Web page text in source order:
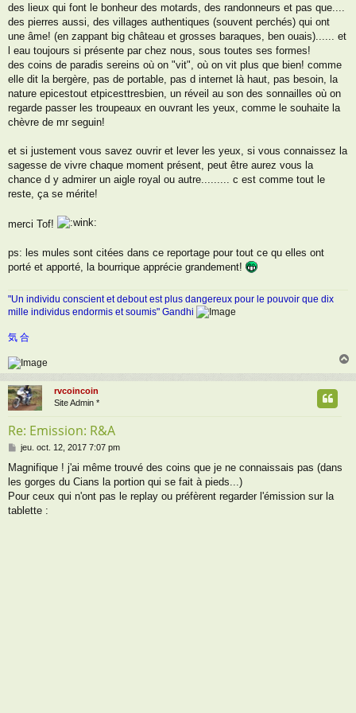
des lieux qui font le bonheur des motards, des randonneurs et pas que....
des pierres aussi, des villages authentiques (souvent perchés) qui ont
une âme! (en zappant big château et grosses baraques, ben ouais)...... et
l eau toujours si présente par chez nous, sous toutes ses formes!
des coins de paradis sereins où on "vit", où on vit plus que bien! comme
elle dit la bergère, pas de portable, pas d internet là haut, pas besoin, la
nature epicestout etpicesttresbien, un réveil au son des sonnailles où on
regarde passer les troupeaux en ouvrant les yeux, comme le souhaite la
chèvre de mr seguin!
et si justement vous savez ouvrir et lever les yeux, si vous connaissez la
sagesse de vivre chaque moment présent, peut être aurez vous la
chance d y admirer un aigle royal ou autre......... c est comme tout le
reste, ça se mérite!
merci Tof!
ps: les mules sont citées dans ce reportage pour tout ce qu elles ont
porté et apporté, la bourrique apprécie grandement!
"Un individu conscient et debout est plus dangereux pour le pouvoir que dix
mille individus endormis et soumis" Gandhi
気 合
rvcoincoin
Site Admin *
Re: Emission: R&A
M
s
s
a
g
jeu. oct. 12, 2017 7:07 pm
Magnifique ! j'ai même trouvé des coins que je ne connaissais pas (dans
les gorges du Cians la portion qui se fait à pieds...)
Pour ceux qui n'ont pas le replay ou préfèrent regarder l'émission sur la
tablette :